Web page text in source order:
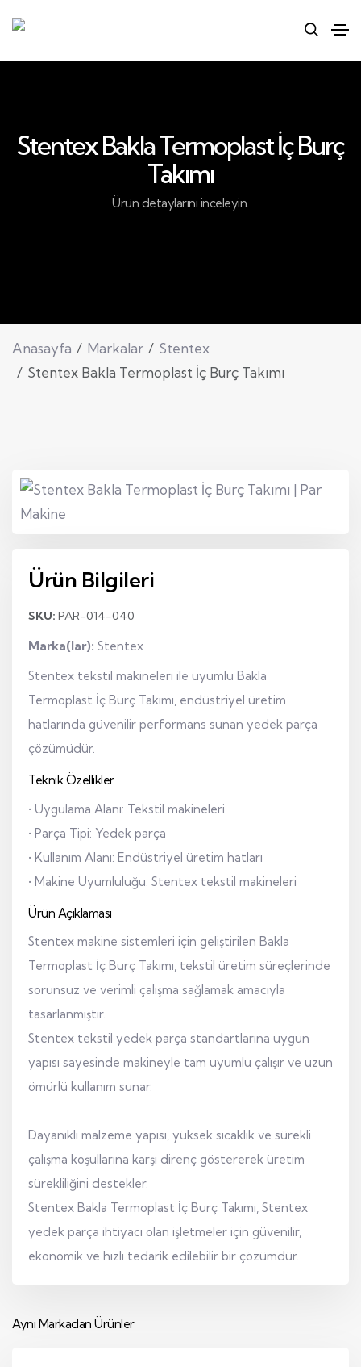
Stentex Bakla Termoplast İç Burç
Takımı
Ürün detaylarını inceleyin.
Anasayfa Markalar
Stentex
Stentex Bakla Termoplast İç Burç Takımı
Ürün Bilgileri
SKU: PAR-014-040
Marka(lar): Stentex
Stentex tekstil makineleri ile uyumlu Bakla
Termoplast İç Burç Takımı, endüstriyel üretim
hatlarında güvenilir performans sunan yedek parça
çözümüdür.
Teknik Özellikler
• Uygulama Alanı: Tekstil makineleri
• Parça Tipi: Yedek parça
• Kullanım Alanı: Endüstriyel üretim hatları
• Makine Uyumluluğu: Stentex tekstil makineleri
Ürün Açıklaması
Stentex makine sistemleri için geliştirilen Bakla
Termoplast İç Burç Takımı, tekstil üretim süreçlerinde
sorunsuz ve verimli çalışma sağlamak amacıyla
tasarlanmıştır.
Stentex tekstil yedek parça standartlarına uygun
yapısı sayesinde makineyle tam uyumlu çalışır ve uzun
ömürlü kullanım sunar.
Dayanıklı malzeme yapısı, yüksek sıcaklık ve sürekli
çalışma koşullarına karşı direnç göstererek üretim
sürekliliğini destekler.
Stentex Bakla Termoplast İç Burç Takımı, Stentex
yedek parça ihtiyacı olan işletmeler için güvenilir,
ekonomik ve hızlı tedarik edilebilir bir çözümdür.
Aynı Markadan Ürünler